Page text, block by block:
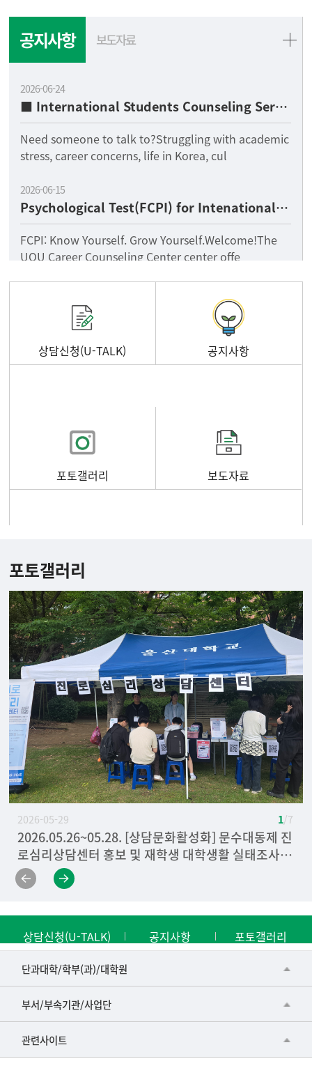
공지사항 보도자료
2026-06-24
■ International Students Counseling Service ■
Need someone to talk to?Struggling with academic
stress, career concerns, life in Korea, cul
2026-06-15
Psychological Test(FCPI) for Intenational Students
FCPI: Know Yourself. Grow Yourself.Welcome!The
UOU Career Counseling Center center offe
상담신청(U-TALK) 공지사항
포토갤러리 보도자료
포토갤러리
2026.05.26~05.28. [상담문화활성화] 문수대동제 진
로심리상담센터 홍보 및 재학생 대학생활 실태조사 사
전 조사
2026-05-29
2026.04.09. [마음건강 캠페인] 청년 마음건강을 위
한 이동상담 캠페인
2025.06.05. [자살예방캠페인]
2025.09.09. [비교과랜드]
2025. 09.25 [마음건강캠페인] 2025 마음약국
2025. 05.22 [마음건강캠페인] 4대 중독 캠페인
[마음건강 캠페인] 2023 마음약국
1/ 7
상담신청(U-TALK) 공지사항 포토갤러리
단과대학/학부(과)/대학원
■인문대학
▷국어국문학부
▷일본어·일본학과
부서/부속기관/사업단
공동기기센터
공학교육혁신센터
관련사이트
건강가정지원센터
교수협의회